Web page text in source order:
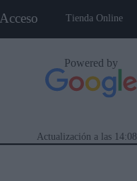
Tienda Online
Acceso
Powered by
14:08
Actualización a las